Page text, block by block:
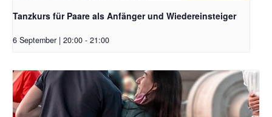
Tanzkurs für Paare als Anfänger und Wiedereinsteiger
6 September | 20:00 - 21:00